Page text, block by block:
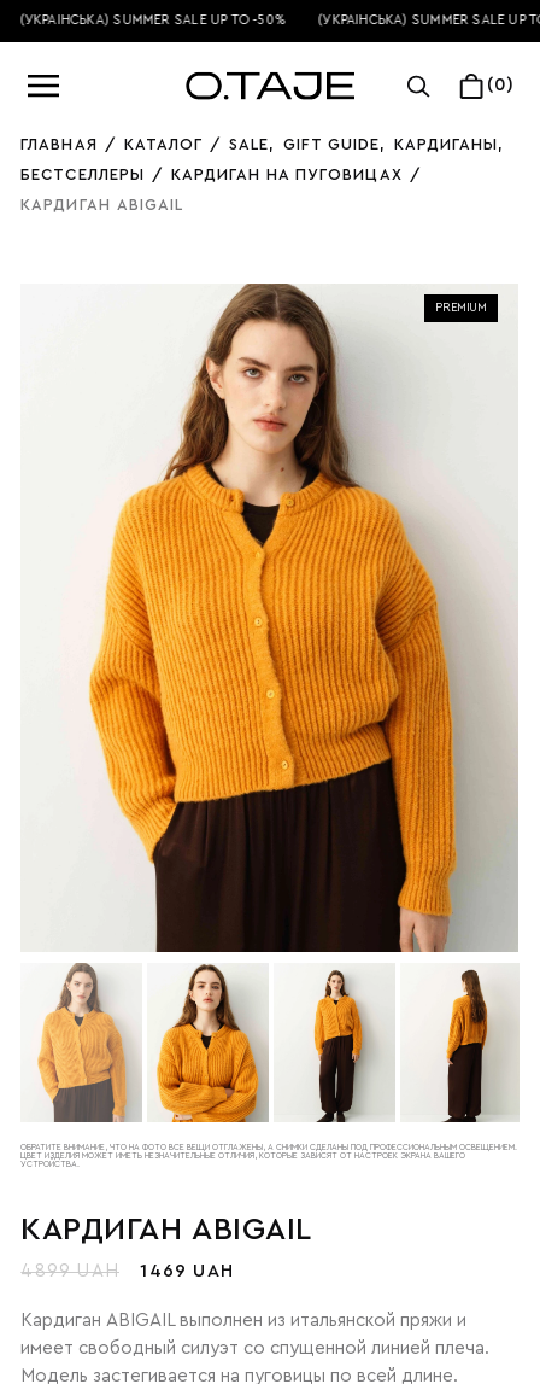
(УКРАЇНСЬКА) SUMMER SALE UP TO -50% (УКРАЇНСЬКА) SUMMER SALE UP
(0)
ГЛАВНАЯ / КАТАЛОГ / SALE, GIFT GUIDE, КАРДИГАНЫ ,
БЕСТСЕЛЛЕРЫ / КАРДИГАН НА ПУГОВИЦАХ /
КАРДИГАН ABIGAIL
ОБРАТИТЕ ВНИМАНИЕ, ЧТО НА ФОТО ВСЕ ВЕЩИ ОТГЛАЖЕНЫ, А СНИМКИ СДЕЛАНЫ ПОД ПРОФЕССИОНАЛЬНЫМ ОСВЕЩЕНИЕМ.
ЦВЕТ ИЗДЕЛИЯ МОЖЕТ ИМЕТЬ НЕЗНАЧИТЕЛЬНЫЕ ОТЛИЧИЯ, КОТОРЫЕ ЗАВИСЯТ ОТ НАСТРОЕК ЭКРАНА ВАШЕГО
УСТРОЙСТВА.
PREMIUM
КАРДИГАН ABIGAIL
4899 UAH 1469 UAH
Кардиган ABIGAIL выполнен из итальянской пряжи и
имеет свободный силуэт со спущенной линией плеча.
Модель застегивается на пуговицы по всей длине.